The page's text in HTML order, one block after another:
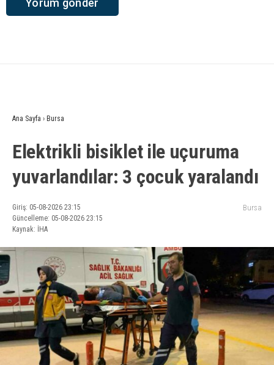
Ana Sayfa › Bursa
Elektrikli bisiklet ile uçuruma
yuvarlandılar: 3 çocuk yaralandı
Giriş: 05-08-2026 23:15
Güncelleme: 05-08-2026 23:15
Kaynak: İHA
Bursa